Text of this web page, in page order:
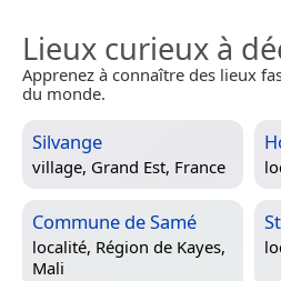
Lieux curieux à
Apprenez à connaître des lieux
du monde.
Silvange
village, Grand Est, France
Commune de Samé
localité, Région de Kayes,
Mali